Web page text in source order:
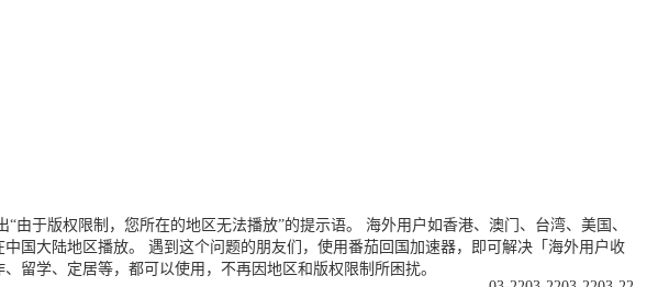
于版权限制，您所在的地区无法播放”的提示语。 海外用户如香港、澳门、台湾、美国、
国大陆地区播放。 遇到这个问题的朋友们，使用番茄回国加速器，即可解决「海外用户收
留学、定居等，都可以使用，不再因地区和版权限制所困扰。